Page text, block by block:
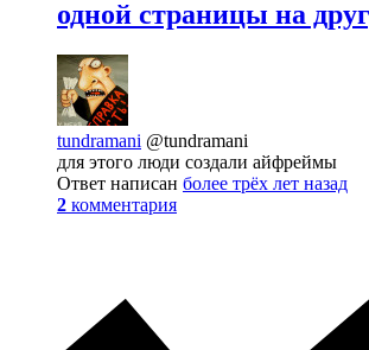
одной страницы на
tundramani @tundramani
для этого люди создали айфреймы
Ответ написан более трёх лет назад
2 комментария